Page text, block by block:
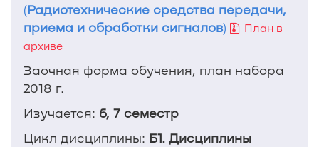
(Радиотехнические средства передачи,
приема и обработки сигналов)
План в
архиве
Заочная форма обучения, план набора
2018 г.
Изучается: 6, 7 семестр
Цикл дисциплины: Б1. Дисциплины